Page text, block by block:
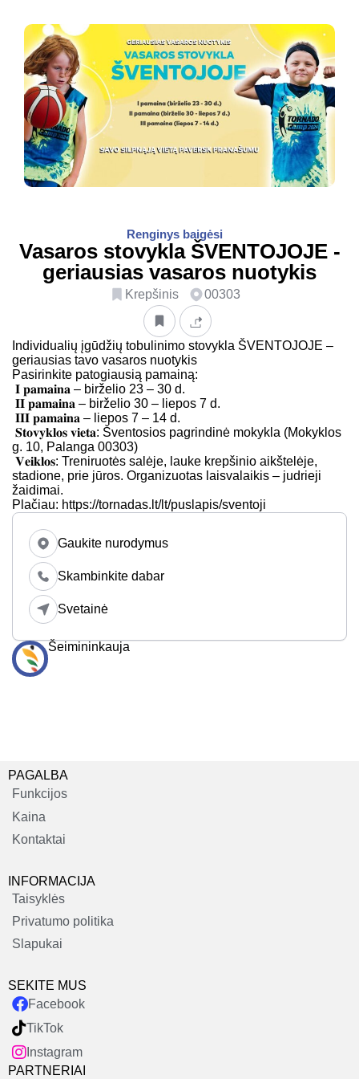
Renginys baigėsi
Vasaros stovykla ŠVENTOJOJE -
geriausias vasaros nuotykis
Krepšinis 00303
Individualių įgūdžių tobulinimo stovykla ŠVENTOJOJE –
geriausias tavo vasaros nuotykis
Pasirinkite patogiausią pamainą:
𝐈 𝐩𝐚𝐦𝐚𝐢𝐧𝐚 – birželio 23 – 30 d.
𝐈𝐈 𝐩𝐚𝐦𝐚𝐢𝐧𝐚 – birželio 30 – liepos 7 d.
𝐈𝐈𝐈 𝐩𝐚𝐦𝐚𝐢𝐧𝐚 – liepos 7 – 14 d.
𝐒𝐭𝐨𝐯𝐲𝐤𝐥𝐨𝐬 𝐯𝐢𝐞𝐭𝐚: Šventosios pagrindinė mokykla (Mokyklos
g. 10, Palanga 00303)
𝐕𝐞𝐢𝐤𝐥𝐨𝐬: Treniruotės salėje, lauke krepšinio aikštelėje,
stadione, prie jūros. Organizuotas laisvalaikis – judrieji
žaidimai.
Plačiau: https://tornadas.lt/lt/puslapis/sventoji
Gaukite nurodymus
Skambinkite dabar
Svetainė
Šeimininkauja
PAGALBA
Funkcijos
Kaina
Kontaktai
INFORMACIJA
Taisyklės
Privatumo politika
Slapukai
SEKITE MUS
Facebook
TikTok
Instagram
PARTNERIAI